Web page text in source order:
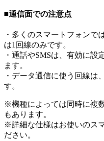
■通信面での注意点
・多くのスマートフォンで
は1回線のみです。
・通話やSMSは、有効に設
ます。
・データ通信に使う回線は
す。
※機種によっては同時に複
もあります。
※詳細な仕様はお使いのス
ださい。